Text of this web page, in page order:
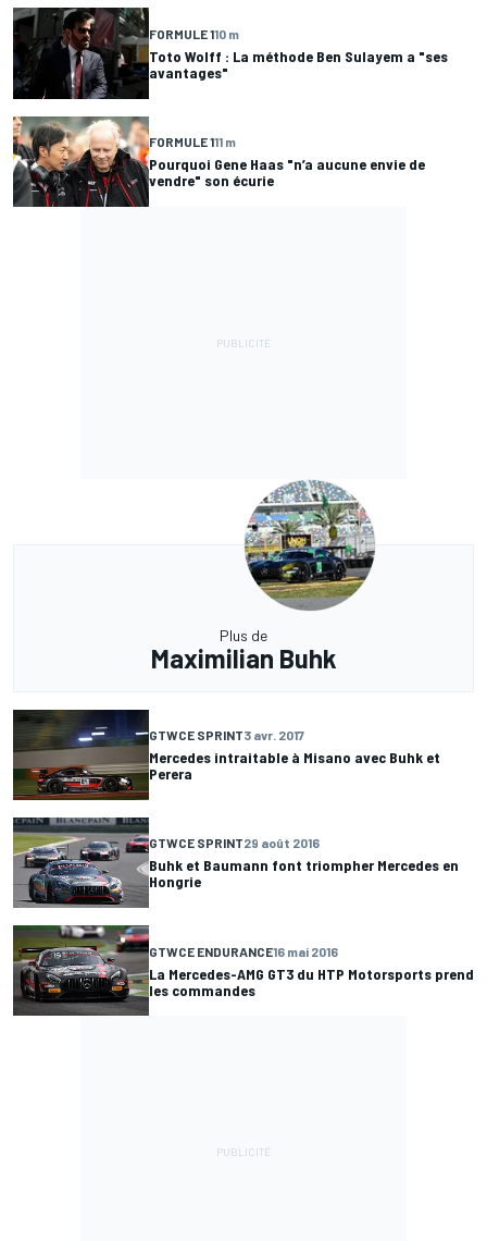
FORMULE 110 m
Toto Wolff : La méthode Ben Sulayem a "ses
avantages"
FORMULE 111 m
Pourquoi Gene Haas "n’a aucune envie de
vendre" son écurie
Plus de
Maximilian Buhk
GTWCE SPRINT3 avr. 2017
Mercedes intraitable à Misano avec Buhk et
Perera
GTWCE SPRINT29 août 2016
Buhk et Baumann font triompher Mercedes en
Hongrie
GTWCE ENDURANCE16 mai 2016
La Mercedes-AMG GT3 du HTP Motorsports prend
les commandes